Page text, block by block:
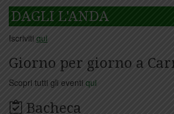
DAGLI L'ANDA
Iscriviti qui
Giorno per giorno a
Scopri tutti gli eventi qui
Bacheca